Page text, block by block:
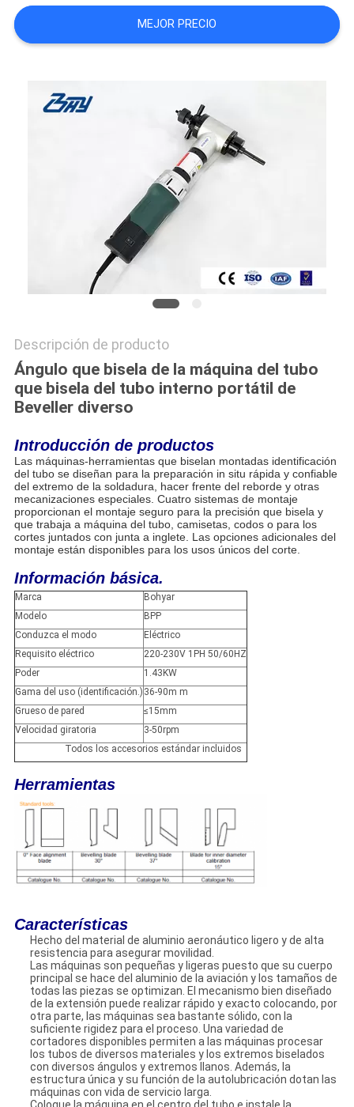
MEJOR PRECIO
Descripción de producto
Ángulo que bisela de la máquina del tubo
que bisela del tubo interno portátil de
Beveller diverso
Introducción de productos
Las máquinas-herramientas que biselan montadas identificación
del tubo se diseñan para la preparación in situ rápida y confiable
del extremo de la soldadura, hacer frente del reborde y otras
mecanizaciones especiales. Cuatro sistemas de montaje
proporcionan el montaje seguro para la precisión que bisela y
que trabaja a máquina del tubo, camisetas, codos o para los
cortes juntados con junta a inglete. Las opciones adicionales del
montaje están disponibles para los usos únicos del corte.
Información básica.
Marca
Bohyar
Modelo
BPP
Conduzca el modo
Eléctrico
Requisito eléctrico
220-230V 1PH 50/60HZ
Poder
1.43KW
Gama del uso (identificación.) 36-90m m
Grueso de pared
≤15mm
Velocidad giratoria
3-50rpm
Todos los accesorios estándar incluidos
Herramientas
Características
Hecho del material de aluminio aeronáutico ligero y de alta
resistencia para asegurar movilidad.
Las máquinas son pequeñas y ligeras puesto que su cuerpo
principal se hace del aluminio de la aviación y los tamaños de
todas las piezas se optimizan. El mecanismo bien diseñado
de la extensión puede realizar rápido y exacto colocando, por
otra parte, las máquinas sea bastante sólido, con la
suficiente rigidez para el proceso. Una variedad de
cortadores disponibles permiten a las máquinas procesar
los tubos de diversos materiales y los extremos biselados
con diversos ángulos y extremos llanos. Además, la
estructura única y su función de la autolubricación dotan las
máquinas con vida de servicio larga.
Coloque la máquina en el centro del tubo e instale la